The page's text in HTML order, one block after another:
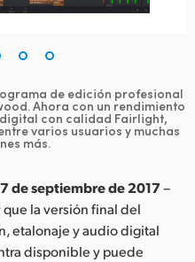
de edición profesional
Ahora con un rendimiento
con calidad Fairlight,
varios usuarios y muchas
más.
de septiembre de 2017–
la versión final del
etalonaje y audio digital
disponible y puede